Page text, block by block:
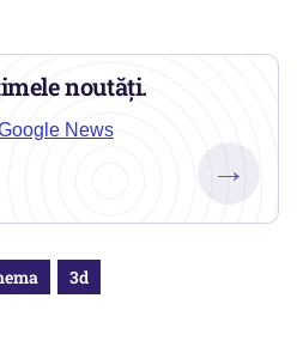
noutăți.
News
→
3d